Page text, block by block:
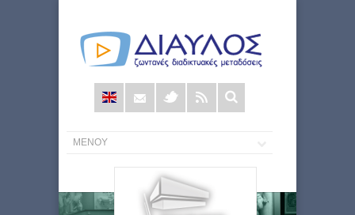
Φόρμα
αναζήτησης